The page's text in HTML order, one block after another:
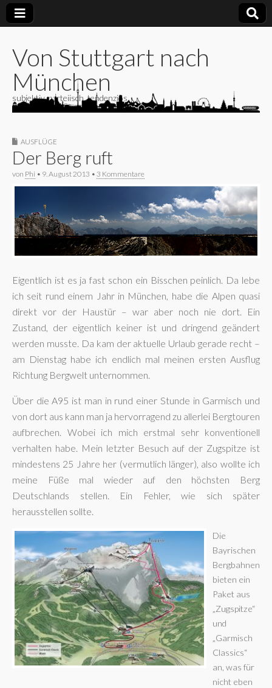
Von Stuttgart nach
München
subjektiv, parteiisch, tendenziös
AUSFLÜGE
Der Berg ruft
von Phi • 9. August 2013 • 3 Kommentare
Eigentlich ist es ja fast schon ein Bisschen peinlich. Da lebe
ich seit rund einem Jahr in München, habe die Alpen quasi
direkt vor der Haustür – war aber noch nie dort. Ein
Zustand, der eigentlich keiner ist und dringend geändert
werden musste. Da kam der aktuelle Urlaub gerade recht –
am Dienstag habe ich endlich mal meinen ersten Ausflug
Richtung Bergwelt unternommen.
Über die A95 ist man in rund einer Stunde in Garmisch und
von dort aus kann man ja hervorragend zu allerlei Bergtouren
aufbrechen. Wobei ich mich erstmal sehr konventionell
verhalten habe. Mein letzter Besuch auf der Zugspitze ist
mindestens 25 Jahre her (vermutlich länger), also wollte ich
meine Füße mal wieder auf den höchsten Berg
Deutschlands stellen. Ein Fehler, wie sich später
herausstellen sollte.
Die
Bayrischen
Bergbahnen
bieten ein
Paket aus
„Zugspitze“
und
„Garmisch
Classics“
an, was für
nicht eben